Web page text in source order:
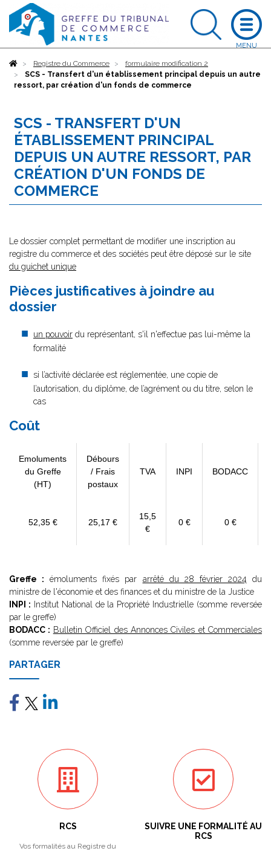
AccueilRegistre du Commerce
formulaire modification 2
SCS - Transfert d'un établissement principal depuis un autre
ressort, par création d'un fonds de commerce
SCS - TRANSFERT D'UN
ÉTABLISSEMENT PRINCIPAL
DEPUIS UN AUTRE RESSORT, PAR
CRÉATION D'UN FONDS DE
COMMERCE
Le dossier complet permettant de modifier une inscription au
registre du commerce et des sociétés peut être déposé sur le site
du guichet unique
Pièces justificatives à joindre au
dossier
un pouvoir du représentant, s'il n'effectue pas lui-même la
formalité
si l’activité déclarée est réglementée, une copie de
l’autorisation, du diplôme, de l’agrément ou du titre, selon le
cas
Coût
Emoluments
du Greffe
(HT)
Débours
/ Frais
postaux
TVA INPI BODACC
52,35 € 25,17 €
15,5
€
0 € 0 €
Greffe : émoluments fixés par arrêté du 28 février 2024 du
ministre de l'économie et des finances et du ministre de la Justice
INPI : Institut National de la Propriété Industrielle (somme reversée
par le greffe)
BODACC : Bulletin Officiel des Annonces Civiles et Commerciales
(somme reversée par le greffe)
PARTAGER
RCS
Vos formalités au Registre du
SUIVRE UNE FORMALITÉ AU
RCS